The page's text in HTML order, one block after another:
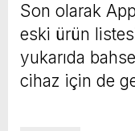
Son olarak
eski ürün
yukarıda
cihaz için de